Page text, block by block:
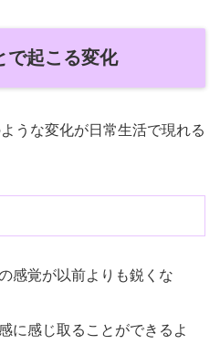
で起こる変化
うな変化が日常生活で現れる
感覚が以前よりも鋭くな
に感じ取ることができるよ